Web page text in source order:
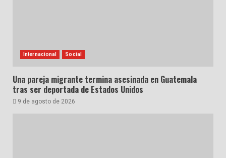
Internacional Social
Una pareja migrante termina asesinada en Guatemala
tras ser deportada de Estados Unidos
9 de agosto de 2026